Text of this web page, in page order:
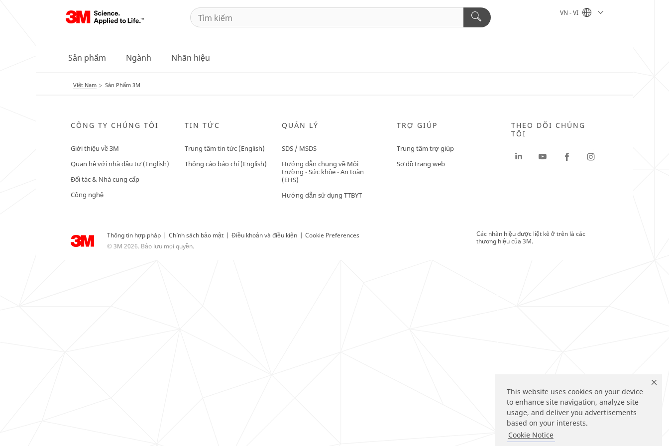
This website uses cookies on your device
to enhance site navigation, analyze site
usage, and deliver you advertisements
based on your interests.
Cookie Notice
VN - VI
Sản phẩm Ngành Nhãn hiệu
Việt Nam Sản Phẩm 3M
CÔNG TY CHÚNG TÔI
Giới thiệu về 3M
Quan hệ với nhà đầu tư (English)
Đối tác & Nhà cung cấp
Công nghệ
TIN TỨC
Trung tâm tin tức (English)
Thông cáo báo chí (English)
QUẢN LÝ
SDS / MSDS
Hướng dẫn chung về Môi
trường - Sức khỏe - An toàn
(EHS)
Hướng dẫn sử dụng TTBYT
TRỢ GIÚP
Trung tâm trợ giúp
Sơ đồ trang web
Thông tin hợp pháp | Chính sách bảo mật | Điều khoản và điều kiện | Cookie Preferences
© 3M 2026. Bảo lưu mọi quyền.
THEO DÕI CHÚNG
TÔI
Các nhãn hiệu được liệt kê ở trên là các
thương hiệu của 3M.